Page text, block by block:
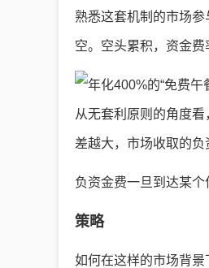
熟悉这套机制的市场
空。空头累积，资金费
从无套利原则的角度
差越大，市场收取的负
负资金费一旦到达某
策略
如何在这样的市场背景